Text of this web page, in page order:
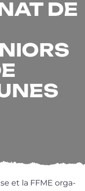
DE
et la FFME orga­